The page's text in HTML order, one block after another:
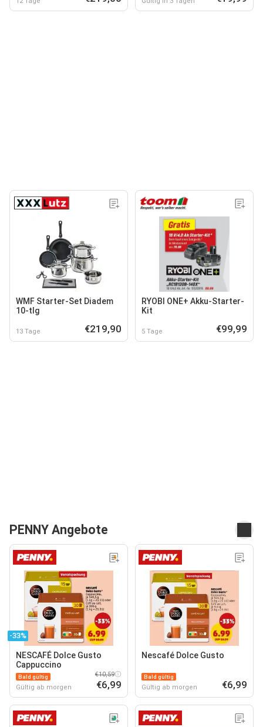
WMF Starter-Set Diadem
10-tlg
13 Tage €219,90
RYOBI ONE+ Akku-Starter-
Kit
5 Tage €99,99
PENNY Angebote
-33%
NESCAFÉ Dolce Gusto
Cappuccino
Bald gültig
Gültig ab morgen
€10,59
€6,99
Nescafé Dolce Gusto
Bald gültig
Gültig ab morgen €6,99